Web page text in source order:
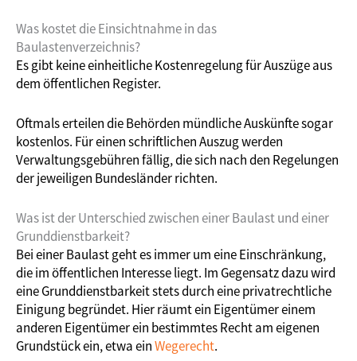
Was kostet die Einsichtnahme in das
Baulastenverzeichnis?
Es gibt keine einheitliche Kostenregelung für Auszüge aus
dem öffentlichen Register.
Oftmals erteilen die Behörden mündliche Auskünfte sogar
kostenlos. Für einen schriftlichen Auszug werden
Verwaltungsgebühren fällig, die sich nach den Regelungen
der jeweiligen Bundesländer richten.
Was ist der Unterschied zwischen einer Baulast und einer
Grunddienstbarkeit?
Bei einer Baulast geht es immer um eine Einschränkung,
die im öffentlichen Interesse liegt. Im Gegensatz dazu wird
eine Grunddienstbarkeit stets durch eine privatrechtliche
Einigung begründet. Hier räumt ein Eigentümer einem
anderen Eigentümer ein bestimmtes Recht am eigenen
Grundstück ein, etwa einWegerecht.